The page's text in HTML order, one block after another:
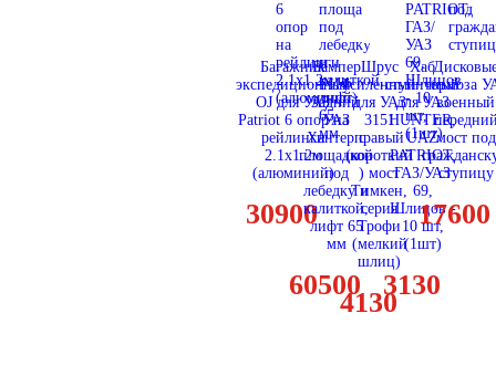
Багажник
экспедиционный
OJ для УАЗ
Patriot 6 опор на
рейлинги
2.1х1.2м
(алюминий)
30900
Бампер
РИФ
задний
УАЗ
Хантер с
площадкой
под
лебедку и
калиткой,
лифт 65
мм
60500
Шрус
усиленный
для УАЗ
3151
правый
(короткий
) мост
Тимкен,
серия
Трофи
(мелкий
шлиц)
4130
Хаб
ступичный
для УАЗ
HUNTER,
UAZ
PATRIOT,
ГАЗ/УАЗ
69,
Шлицов -
10 шт,
(1шт)
3130
тормоза
военный
мост под
ступицу
17600